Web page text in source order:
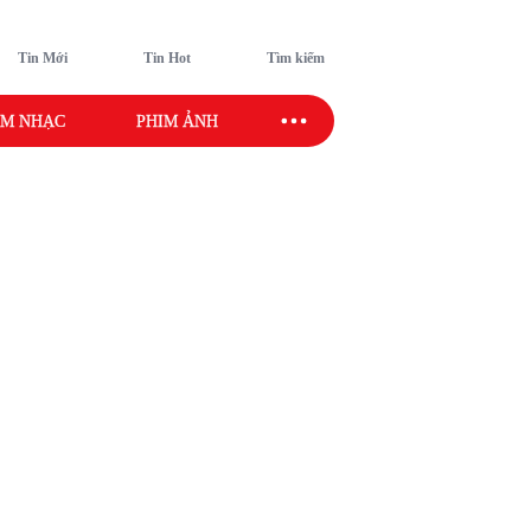
Tin Mới Tin Hot Tìm kiếm
NHẠC PHIM ẢNH SAO SPORT